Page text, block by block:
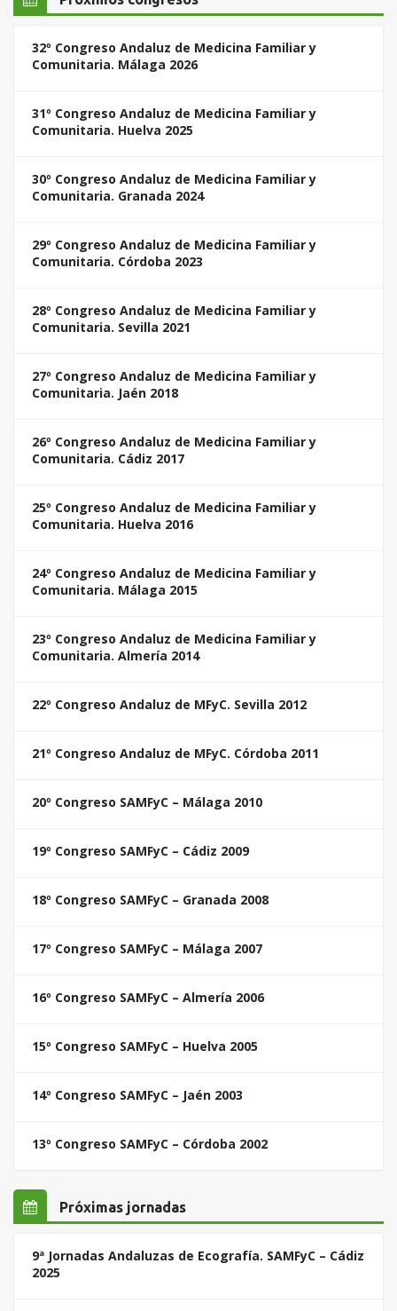
32º Congreso Andaluz de Medicina Familiar y
Comunitaria. Málaga 2026
31º Congreso Andaluz de Medicina Familiar y
Comunitaria. Huelva 2025
30º Congreso Andaluz de Medicina Familiar y
Comunitaria. Granada 2024
29º Congreso Andaluz de Medicina Familiar y
Comunitaria. Córdoba 2023
28º Congreso Andaluz de Medicina Familiar y
Comunitaria. Sevilla 2021
27º Congreso Andaluz de Medicina Familiar y
Comunitaria. Jaén 2018
26º Congreso Andaluz de Medicina Familiar y
Comunitaria. Cádiz 2017
25º Congreso Andaluz de Medicina Familiar y
Comunitaria. Huelva 2016
24º Congreso Andaluz de Medicina Familiar y
Comunitaria. Málaga 2015
23º Congreso Andaluz de Medicina Familiar y
Comunitaria. Almería 2014
22º Congreso Andaluz de MFyC. Sevilla 2012
21º Congreso Andaluz de MFyC. Córdoba 2011
20º Congreso SAMFyC – Málaga 2010
19º Congreso SAMFyC – Cádiz 2009
18º Congreso SAMFyC – Granada 2008
17º Congreso SAMFyC – Málaga 2007
16º Congreso SAMFyC – Almería 2006
15º Congreso SAMFyC – Huelva 2005
14º Congreso SAMFyC – Jaén 2003
13º Congreso SAMFyC – Córdoba 2002
Próximas jornadas
9ª Jornadas Andaluzas de Ecografía. SAMFyC – Cádiz
2025